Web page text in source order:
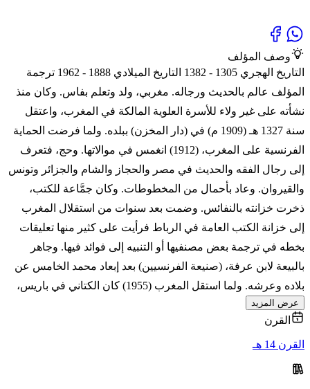
وصف المؤلف
التاريخ الهجري 1305 - 1382 التاريخ الميلادي 1888 - 1962 ترجمة
المؤلف عالم بالحديث ورجاله. مغربي، ولد وتعلم بفاس. وكان منذ
نشأته على غير ولاء للأسرة العلوية المالكة في المغرب، واعتقل
سنة 1327 هـ (1909 م) في (دار المخزن) ببلده. ولما فرضت الحماية
الفرنسية على المغرب، (1912) انغمس في موالاتها. وحج، فتعرف
إلى رجال الفقه والحديث في مصر والحجاز والشام والجزائر وتونس
والقيروان. وعاد بأحمال من المخطوطات. وكان جمَّاعة للكتب،
ذخرت خزانته بالنفائس. وضمت بعد سنوات من استقلال المغرب
إلى خزانة الكتب العامة في الرباط فرأيت على كثير منها تعليقات
بخطه في ترجمة بعض مصنفيها أو التنبيه إلى فوائد فيها. وجاهر
بالبيعة لابن عرفة، (صنيعة الفرنسيين) بعد إبعاد محمد الخامس عن
بلاده وعرشه. ولما استقل المغرب (1955) كان الكتاني في باريس،
عرض المزيد
القرن
القرن 14 هـ